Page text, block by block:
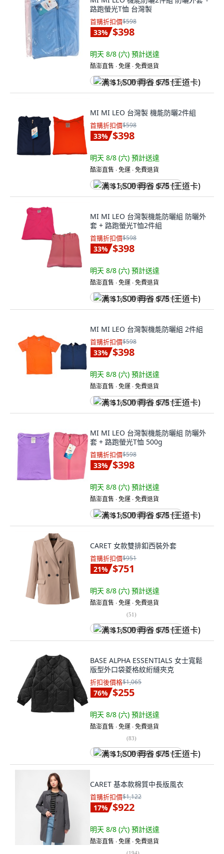
路跑螢光T恤 台灣製
首購折扣價$598
33% $398
明天 8/8 (六) 預計送達
酷澎直售 ∙ 免運 ∙ 免費退貨
满 $1,500 再省 $75 (王道卡)
MI MI LEO 台灣製 機能防曬2件組
首購折扣價$598
33% $398
明天 8/8 (六) 預計送達
酷澎直售 ∙ 免運 ∙ 免費退貨
满 $1,500 再省 $75 (王道卡)
MI MI LEO 台灣製機能防曬組 防曬外
套 + 路跑螢光T恤2件組
首購折扣價$598
33% $398
明天 8/8 (六) 預計送達
酷澎直售 ∙ 免運 ∙ 免費退貨
满 $1,500 再省 $75 (王道卡)
MI MI LEO 台灣製機能防曬組 2件組
首購折扣價$598
33% $398
明天 8/8 (六) 預計送達
酷澎直售 ∙ 免運 ∙ 免費退貨
满 $1,500 再省 $75 (王道卡)
MI MI LEO 台灣製機能防曬組 防曬外
套 + 路跑螢光T恤 500g
首購折扣價$598
33% $398
明天 8/8 (六) 預計送達
酷澎直售 ∙ 免運 ∙ 免費退貨
满 $1,500 再省 $75 (王道卡)
CARET 女款雙排釦西裝外套
首購折扣價$951
21% $751
明天 8/8 (六) 預計送達
酷澎直售 ∙ 免運 ∙ 免費退貨
(51)
满 $1,500 再省 $75 (王道卡)
BASE ALPHA ESSENTIALS 女士寬鬆
版型外口袋菱格紋絎縫夾克
折扣後價格$1,065
76% $255
明天 8/8 (六) 預計送達
酷澎直售 ∙ 免運 ∙ 免費退貨
(83)
满 $1,500 再省 $75 (王道卡)
CARET 基本款棉質中長版風衣
首購折扣價$1,122
17% $922
明天 8/8 (六) 預計送達
酷澎直售 ∙ 免運 ∙ 免費退貨
(194)